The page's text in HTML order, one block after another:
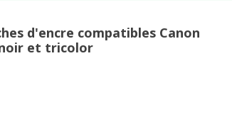
d'encre compatibles Canon
noir et tricolor